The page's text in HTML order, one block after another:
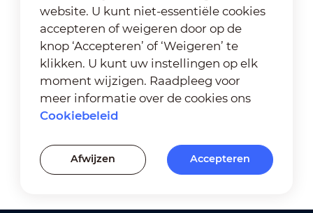
website. U kunt niet-essentiële cookies
accepteren of weigeren door op de
knop ‘Accepteren’ of ‘Weigeren’ te
klikken. U kunt uw instellingen op elk
moment wijzigen. Raadpleeg voor
meer informatie over de cookies ons
Cookiebeleid
Afwijzen Accepteren